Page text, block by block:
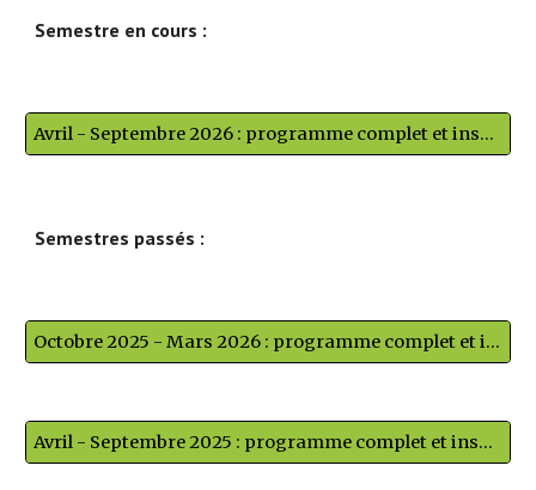
Semestre en cours :
Avril - Septembre 2026 : programme complet et inscriptions
Semestres passés :
Octobre 2025 - Mars 2026 : programme complet et inscriptions
Avril - Septembre 2025 : programme complet et inscriptions